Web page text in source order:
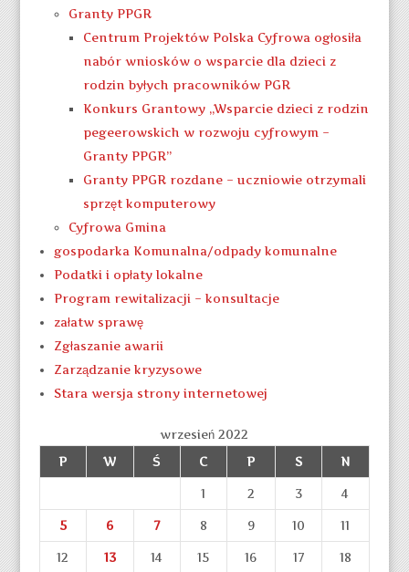
Granty PPGR
Centrum Projektów Polska Cyfrowa ogłosiła
nabór wniosków o wsparcie dla dzieci z
rodzin byłych pracowników PGR
Konkurs Grantowy „Wsparcie dzieci z rodzin
pegeerowskich w rozwoju cyfrowym –
Granty PPGR”
Granty PPGR rozdane – uczniowie otrzymali
sprzęt komputerowy
Cyfrowa Gmina
gospodarka Komunalna/odpady komunalne
Podatki i opłaty lokalne
Program rewitalizacji – konsultacje
załatw sprawę
Zgłaszanie awarii
Zarządzanie kryzysowe
Stara wersja strony internetowej
wrzesień 2022
P
W Ś C P S N
1 2 3 4
5 6 7 8 9 10 11
12 13 14 15 16 17 18